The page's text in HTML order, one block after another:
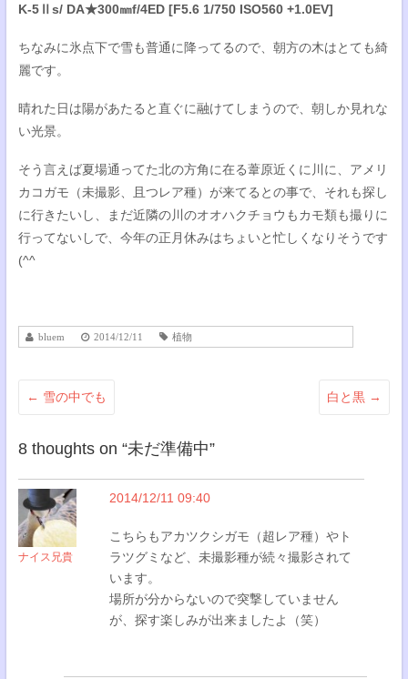
K-5Ⅱs/ DA★300㎜f/4ED [F5.6 1/750 ISO560 +1.0EV]
ちなみに氷点下で雪も普通に降ってるので、朝方の木はとても綺
麗です。
晴れた日は陽があたると直ぐに融けてしまうので、朝しか見れな
い光景。
そう言えば夏場通ってた北の方角に在る葦原近くに川に、アメリ
カコガモ（未撮影、且つレア種）が来てるとの事で、それも探し
に行きたいし、まだ近隣の川のオオハクチョウもカモ類も撮りに
行ってないしで、今年の正月休みはちょいと忙しくなりそうです
(^^
bluem 2014/12/11 植物
← 雪の中でも 白と黒 →
8 thoughts on “未だ準備中”
ナイス兄貴
2014/12/11 09:40
こちらもアカツクシガモ（超レア種）やト
ラツグミなど、未撮影種が続々撮影されて
います。
場所が分からないので突撃していません
が、探す楽しみが出来ましたよ（笑）